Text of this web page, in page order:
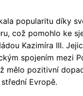
popularitu díky
což pomohlo ke
Kazimíra III.
spojením mezi
mělo pozitivní
Evropě.